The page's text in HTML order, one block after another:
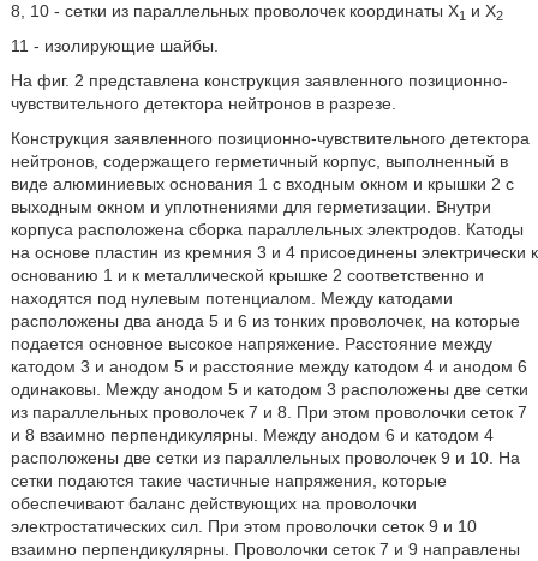
8, 10 - сетки из параллельных проволочек координаты X1 и Х2
11 - изолирующие шайбы.
На фиг. 2 представлена конструкция заявленного позиционно-
чувствительного детектора нейтронов в разрезе.
Конструкция заявленного позиционно-чувствительного детектора
нейтронов, содержащего герметичный корпус, выполненный в
виде алюминиевых основания 1 с входным окном и крышки 2 с
выходным окном и уплотнениями для герметизации. Внутри
корпуса расположена сборка параллельных электродов. Катоды
на основе пластин из кремния 3 и 4 присоединены электрически к
основанию 1 и к металлической крышке 2 соответственно и
находятся под нулевым потенциалом. Между катодами
расположены два анода 5 и 6 из тонких проволочек, на которые
подается основное высокое напряжение. Расстояние между
катодом 3 и анодом 5 и расстояние между катодом 4 и анодом 6
одинаковы. Между анодом 5 и катодом 3 расположены две сетки
из параллельных проволочек 7 и 8. При этом проволочки сеток 7
и 8 взаимно перпендикулярны. Между анодом 6 и катодом 4
расположены две сетки из параллельных проволочек 9 и 10. На
сетки подаются такие частичные напряжения, которые
обеспечивают баланс действующих на проволочки
электростатических сил. При этом проволочки сеток 9 и 10
взаимно перпендикулярны. Проволочки сеток 7 и 9 направлены